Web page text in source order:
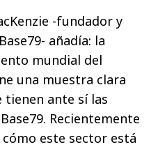
-fundador y
añadía: la
mundial del
una muestra clara
ante sí las
Recientemente
este sector está